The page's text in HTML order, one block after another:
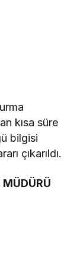
kısa süre
bilgisi
çıkarıldı.
MÜDÜRÜ